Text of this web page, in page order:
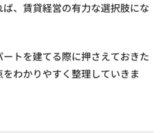
、賃貸経営の有力な選択肢にな
トを建てる際に押さえておきた
わかりやすく整理していきま